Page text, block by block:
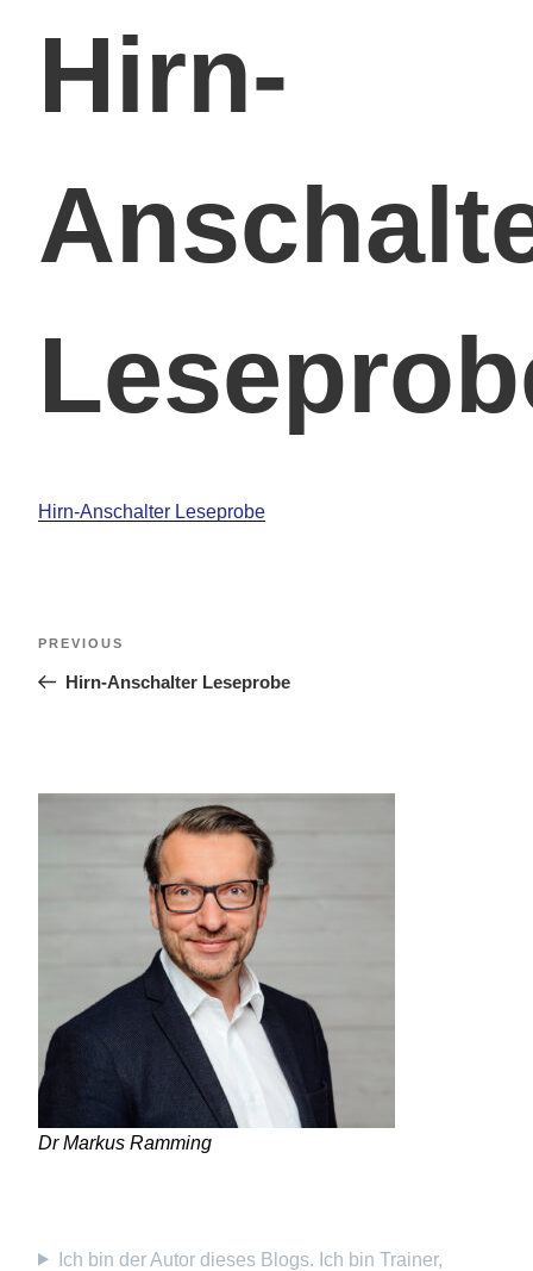
Hirn-
Hirn-Anschalter Leseprobe
PREVIOUS
Hirn-Anschalter Leseprobe
Dr Markus Ramming
Ich bin der Autor dieses Blogs. Ich bin Trainer,